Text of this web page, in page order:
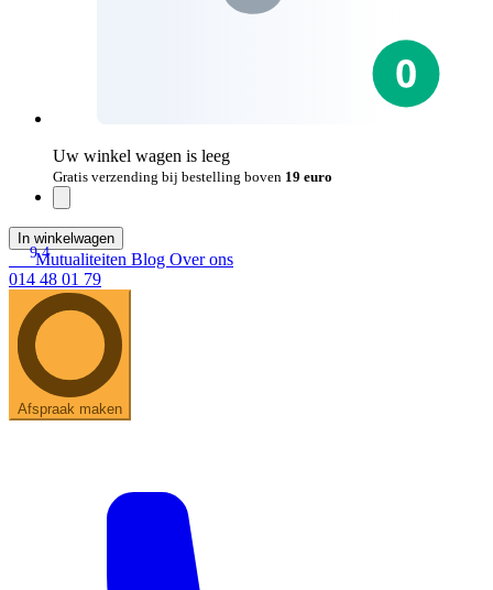
Uw winkel wagen is leeg
Gratis verzending bij bestelling boven 19 euro
In winkelwagen
9.4
Mutualiteiten Blog Over ons
014 48 01 79
Afspraak maken